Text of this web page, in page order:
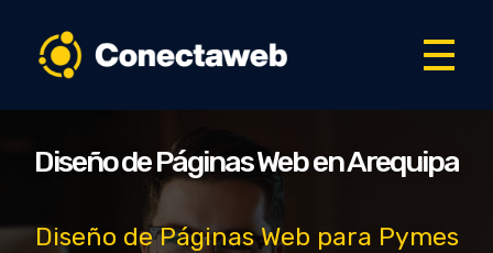
Diseño de Páginas Web en Arequipa
Empresa de Diseño Web en Arequipa
Diseño de Páginas Web en Arequipa
Diseño de Páginas Web para Pymes